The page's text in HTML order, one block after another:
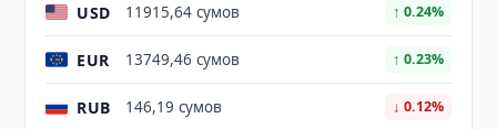
USD 11915,64 сумов ↑ 0.24%
EUR 13749,46 сумов ↑ 0.23%
RUB 146,19 сумов ↓ 0.12%